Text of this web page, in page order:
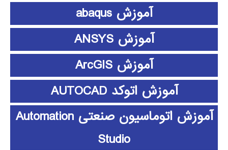
آموزش abaqus
آموزش ANSYS
آموزش ArcGIS
آموزش اتوکد AUTOCAD
آموزش اتوماسیون صنعتی Automation
Studio